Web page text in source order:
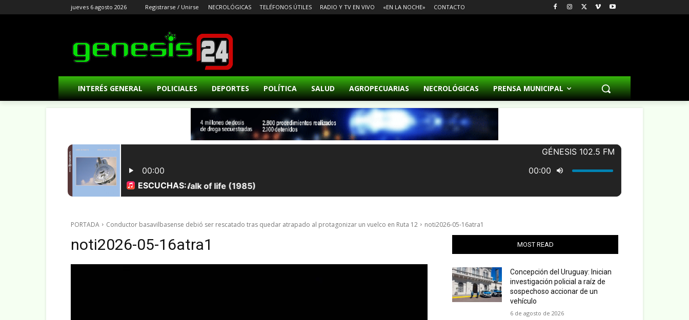
jueves 6 agosto 2026 Registrarse / Unirse NECROLÓGICAS TELÉFONOS ÚTILES RADIO Y TV EN VIVO «EN LA NOCHE» CONTACTO
INTERÉS GENERAL POLICIALES DEPORTES POLÍTICA SALUD AGROPECUARIAS NECROLÓGICAS PRENSA MUNICIPAL
PORTADA Conductor basavilbasense debió ser rescatado tras quedar atrapado al protagonizar un vuelco en Ruta 12 noti2026-05-16atra1
noti2026-05-16atra1 MOST READ
Concepción del Uruguay: Inician
investigación policial a raíz de
sospechoso accionar de un
vehículo
6 de agosto de 2026